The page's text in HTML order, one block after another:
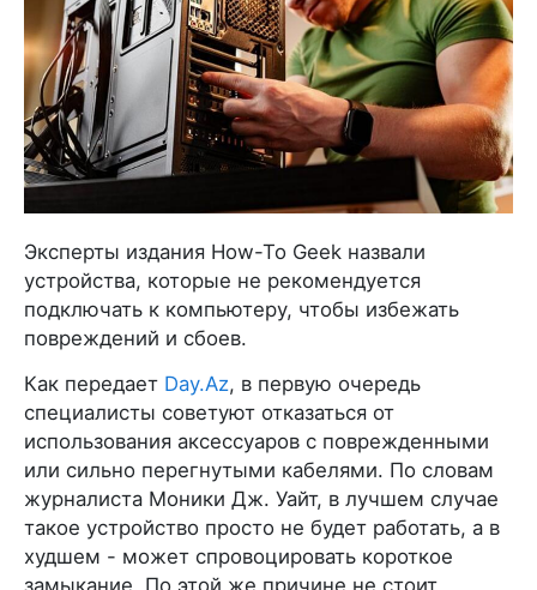
Эксперты издания How-To Geek назвали
устройства, которые не рекомендуется
подключать к компьютеру, чтобы избежать
повреждений и сбоев.
Как передает Day.Az, в первую очередь
специалисты советуют отказаться от
использования аксессуаров с поврежденными
или сильно перегнутыми кабелями. По словам
журналиста Моники Дж. Уайт, в лучшем случае
такое устройство просто не будет работать, а в
худшем - может спровоцировать короткое
замыкание. По этой же причине не стоит